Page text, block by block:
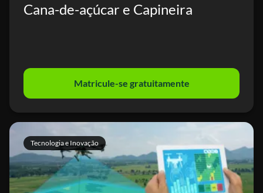
Cana-de-açúcar e Capineira
Matricule-se gratuitamente
Tecnologia e Inovação